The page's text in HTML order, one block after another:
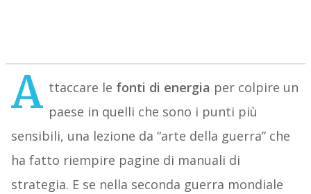
A ttaccare le fonti di energia per colpire un
paese in quelli che sono i punti più
sensibili, una lezione da “arte della guerra” che
ha fatto riempire pagine di manuali di
strategia. E se nella seconda guerra mondiale